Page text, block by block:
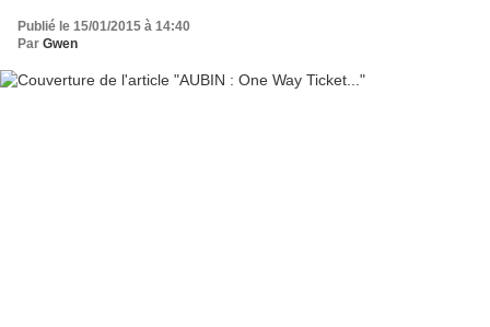
Publié le 15/01/2015 à 14:40
Par Gwen